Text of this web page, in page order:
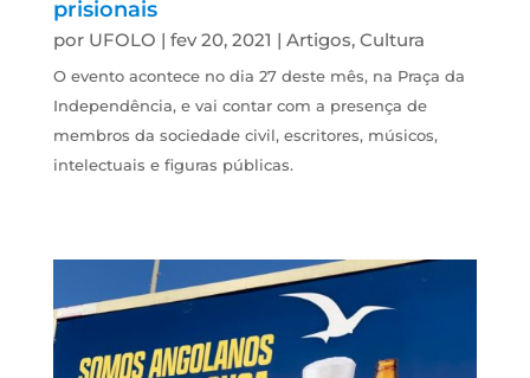
prisionais
por UFOLO | fev 20, 2021 | Artigos, Cultura
O evento acontece no dia 27 deste mês, na Praça da
Independência, e vai contar com a presença de
membros da sociedade civil, escritores, músicos,
intelectuais e figuras públicas.